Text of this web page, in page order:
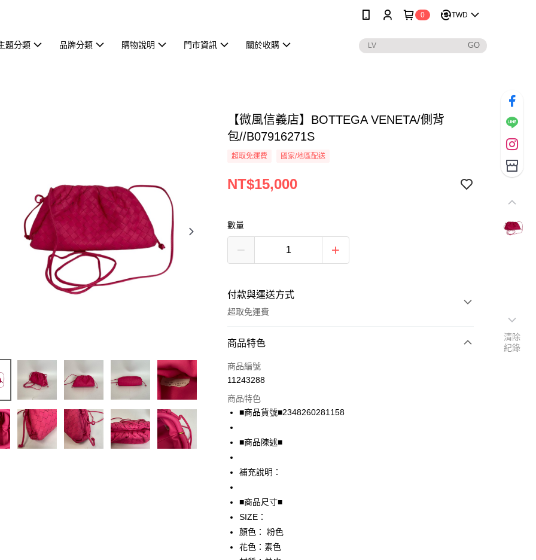
0 TWD
題分類 品牌分類 購物說明 門市資訊 關於收購
【微風信義店】BOTTEGA VENETA/側背
包//B07916271S
超取免運費 國家/地區配送
NT$15,000
數量
付款與運送方式
超取免運費
付款方式
信用卡一次付款
LINE Pay
Apple Pay
悠遊付
全盈+PAY
AFTEE先享後付
相關說明
【關於「AFTEE先享後付」】
AFTEE先享後付是「在收到商品之後才付款」的支付方式。 讓您購物簡單
商品特色
商品編號
11243288
商品特色
■商品貨號■2348260281158
■商品陳述■
補充說明：
■商品尺寸■
SIZE：
顏色： 粉色
花色：素色
清除
紀錄